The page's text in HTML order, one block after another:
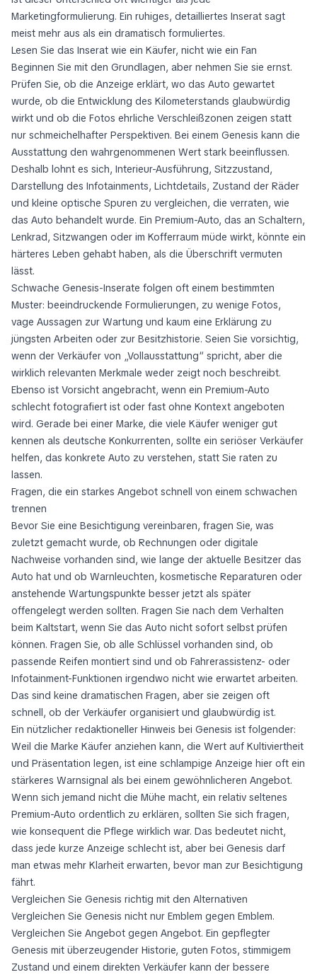
Marketingformulierung. Ein ruhiges, detailliertes Inserat sagt
meist mehr aus als ein dramatisch formuliertes.
Lesen Sie das Inserat wie ein Käufer, nicht wie ein Fan
Beginnen Sie mit den Grundlagen, aber nehmen Sie sie ernst.
Prüfen Sie, ob die Anzeige erklärt, wo das Auto gewartet
wurde, ob die Entwicklung des Kilometerstands glaubwürdig
wirkt und ob die Fotos ehrliche Verschleißzonen zeigen statt
nur schmeichelhafter Perspektiven. Bei einem Genesis kann die
Ausstattung den wahrgenommenen Wert stark beeinflussen.
Deshalb lohnt es sich, Interieur-Ausführung, Sitzzustand,
Darstellung des Infotainments, Lichtdetails, Zustand der Räder
und kleine optische Spuren zu vergleichen, die verraten, wie
das Auto behandelt wurde. Ein Premium-Auto, das an Schaltern,
Lenkrad, Sitzwangen oder im Kofferraum müde wirkt, könnte ein
härteres Leben gehabt haben, als die Überschrift vermuten
lässt.
Schwache Genesis-Inserate folgen oft einem bestimmten
Muster: beeindruckende Formulierungen, zu wenige Fotos,
vage Aussagen zur Wartung und kaum eine Erklärung zu
jüngsten Arbeiten oder zur Besitzhistorie. Seien Sie vorsichtig,
wenn der Verkäufer von „Vollausstattung“ spricht, aber die
wirklich relevanten Merkmale weder zeigt noch beschreibt.
Ebenso ist Vorsicht angebracht, wenn ein Premium-Auto
schlecht fotografiert ist oder fast ohne Kontext angeboten
wird. Gerade bei einer Marke, die viele Käufer weniger gut
kennen als deutsche Konkurrenten, sollte ein seriöser Verkäufer
helfen, das konkrete Auto zu verstehen, statt Sie raten zu
lassen.
Fragen, die ein starkes Angebot schnell von einem schwachen
trennen
Bevor Sie eine Besichtigung vereinbaren, fragen Sie, was
zuletzt gemacht wurde, ob Rechnungen oder digitale
Nachweise vorhanden sind, wie lange der aktuelle Besitzer das
Auto hat und ob Warnleuchten, kosmetische Reparaturen oder
anstehende Wartungspunkte besser jetzt als später
offengelegt werden sollten. Fragen Sie nach dem Verhalten
beim Kaltstart, wenn Sie das Auto nicht sofort selbst prüfen
können. Fragen Sie, ob alle Schlüssel vorhanden sind, ob
passende Reifen montiert sind und ob Fahrerassistenz- oder
Infotainment-Funktionen irgendwo nicht wie erwartet arbeiten.
Das sind keine dramatischen Fragen, aber sie zeigen oft
schnell, ob der Verkäufer organisiert und glaubwürdig ist.
Ein nützlicher redaktioneller Hinweis bei Genesis ist folgender:
Weil die Marke Käufer anziehen kann, die Wert auf Kultiviertheit
und Präsentation legen, ist eine schlampige Anzeige hier oft ein
stärkeres Warnsignal als bei einem gewöhnlicheren Angebot.
Wenn sich jemand nicht die Mühe macht, ein relativ seltenes
Premium-Auto ordentlich zu erklären, sollten Sie sich fragen,
wie konsequent die Pflege wirklich war. Das bedeutet nicht,
dass jede kurze Anzeige schlecht ist, aber bei Genesis darf
man etwas mehr Klarheit erwarten, bevor man zur Besichtigung
fährt.
Vergleichen Sie Genesis richtig mit den Alternativen
Vergleichen Sie Genesis nicht nur Emblem gegen Emblem.
Vergleichen Sie Angebot gegen Angebot. Ein gepflegter
Genesis mit überzeugender Historie, guten Fotos, stimmigem
Zustand und einem direkten Verkäufer kann der bessere